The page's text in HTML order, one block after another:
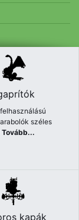
széles
Tovább...
kapák